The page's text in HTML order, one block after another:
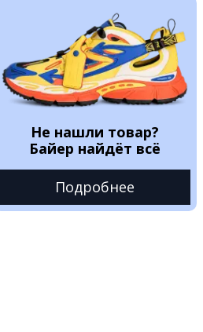
Не нашли товар?
Байер найдёт всё
Подробнее